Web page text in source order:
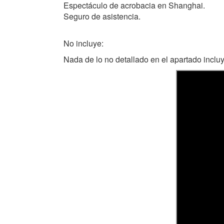
Espectáculo de acrobacia en Shanghai.
Seguro de asistencia.
No incluye:
Nada de lo no detallado en el apartado